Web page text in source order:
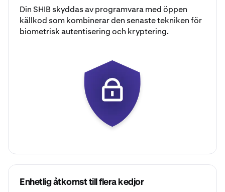
Din SHIB skyddas av programvara med öppen
källkod som kombinerar den senaste tekniken för
biometrisk autentisering och kryptering.
Enhetlig åtkomst till flera kedjor